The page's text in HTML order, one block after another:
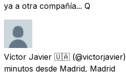
ya a otra compañía... Q
Víctor Javier 🇺🇦
minutos desde Madrid, Madrid